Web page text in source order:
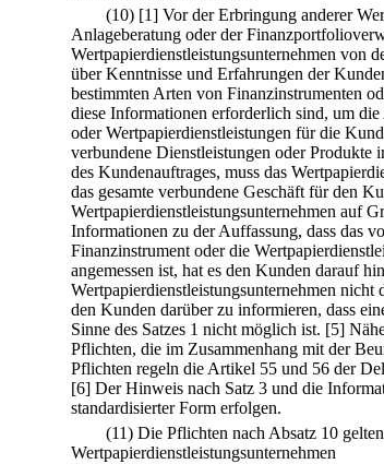
(10) [1] Vor der Erbringung anderer
Anlageberatung oder der
Wertpapierdienstleistungsunternehmen von
über Kenntnisse und Erfahrungen der
bestimmten Arten von Finanzinstrumenten
diese Informationen erforderlich sind, um
oder Wertpapierdienstleistungen für die
verbundene Dienstleistungen oder Produkte
des Kundenauftrages, muss das
das gesamte verbundene Geschäft für den
Wertpapierdienstleistungsunternehmen auf
Informationen zu der Auffassung, dass das
Finanzinstrument oder die
angemessen ist, hat es den Kunden darauf
Wertpapierdienstleistungsunternehmen
den Kunden darüber zu informieren, dass
Sinne des Satzes 1 nicht möglich ist. [5]
Pflichten, die im Zusammenhang mit der
Pflichten regeln die Artikel 55 und 56 der
[6] Der Hinweis nach Satz 3 und die
standardisierter Form erfolgen.
(11) Die Pflichten nach Absatz 10
Wertpapierdienstleistungsunternehmen